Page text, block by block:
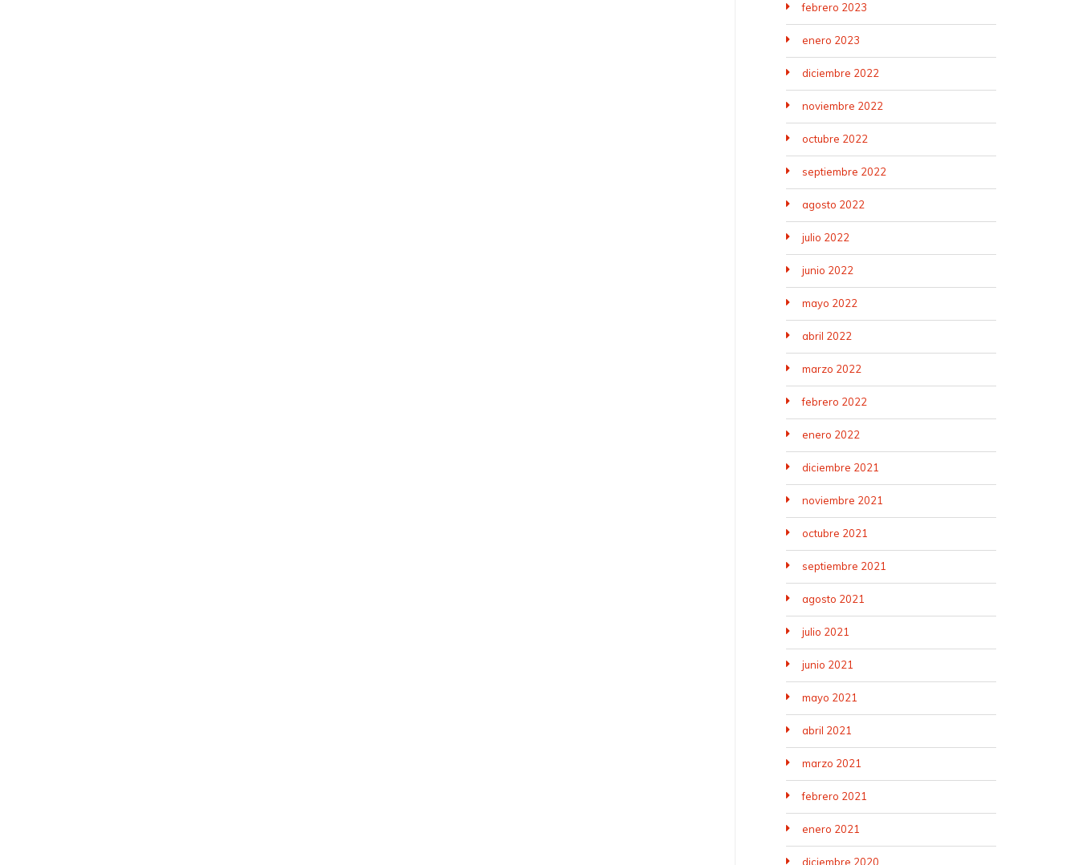
febrero 2023
enero 2023
diciembre 2022
noviembre 2022
octubre 2022
septiembre 2022
agosto 2022
julio 2022
junio 2022
mayo 2022
abril 2022
marzo 2022
febrero 2022
enero 2022
diciembre 2021
noviembre 2021
octubre 2021
septiembre 2021
agosto 2021
julio 2021
junio 2021
mayo 2021
abril 2021
marzo 2021
febrero 2021
enero 2021
diciembre 2020